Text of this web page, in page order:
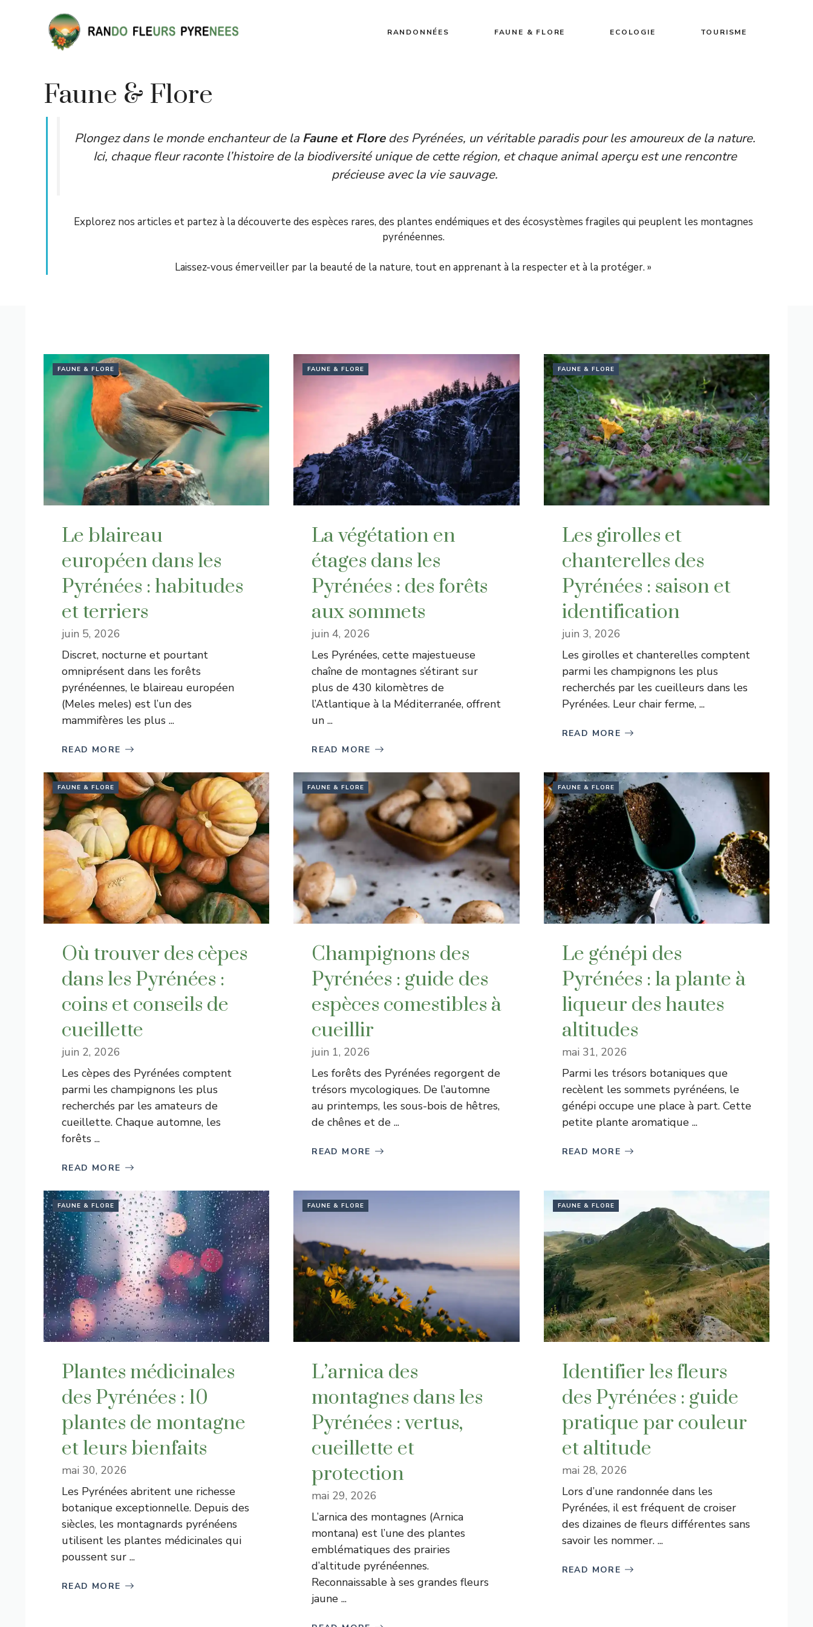
RANDONNÉES FAUNE & FLORE ECOLOGIE TOURISME
Faune & Flore
Plongez dans le monde enchanteur de la Faune et Floredes Pyrénées, un véritable paradis pour les amoureux de la nature.
Ici, chaque fleur raconte l’histoire de la biodiversité unique de cette région, et chaque animal aperçu est une rencontre
précieuse avec la vie sauvage.
Explorez nos articles et partez à la découverte des espèces rares, des plantes endémiques et des écosystèmes fragiles qui peuplent les montagnes
pyrénéennes.
Laissez-vous émerveiller par la beauté de la nature, tout en apprenant à la respecter et à la protéger. »
FAUNE & FLORE
Le blaireau
européen dans les
Pyrénées : habitudes
et terriers
juin 5, 2026
Discret, nocturne et pourtant
omniprésent dans les forêts
pyrénéennes, le blaireau européen
(Meles meles) est l’un des
mammifères les plus ...
READ MORE
FAUNE & FLORE
La végétation en
étages dans les
Pyrénées : des forêts
aux sommets
juin 4, 2026
Les Pyrénées, cette majestueuse
chaîne de montagnes s’étirant sur
plus de 430 kilomètres de
l’Atlantique à la Méditerranée, offrent
un ...
READ MORE
FAUNE & FLORE
Les girolles et
chanterelles des
Pyrénées : saison et
identification
juin 3, 2026
Les girolles et chanterelles comptent
parmi les champignons les plus
recherchés par les cueilleurs dans les
Pyrénées. Leur chair ferme, ...
READ MORE
FAUNE & FLORE
Où trouver des cèpes
dans les Pyrénées :
coins et conseils de
cueillette
juin 2, 2026
Les cèpes des Pyrénées comptent
parmi les champignons les plus
recherchés par les amateurs de
cueillette. Chaque automne, les
forêts ...
READ MORE
FAUNE & FLORE
Champignons des
Pyrénées : guide des
espèces comestibles à
cueillir
juin 1, 2026
Les forêts des Pyrénées regorgent de
trésors mycologiques. De l’automne
au printemps, les sous-bois de hêtres,
de chênes et de ...
READ MORE
FAUNE & FLORE
Le génépi des
Pyrénées : la plante à
liqueur des hautes
altitudes
mai 31, 2026
Parmi les trésors botaniques que
recèlent les sommets pyrénéens, le
génépi occupe une place à part. Cette
petite plante aromatique ...
READ MORE
FAUNE & FLORE
Plantes médicinales
des Pyrénées : 10
plantes de montagne
et leurs bienfaits
mai 30, 2026
Les Pyrénées abritent une richesse
botanique exceptionnelle. Depuis des
siècles, les montagnards pyrénéens
utilisent les plantes médicinales qui
poussent sur ...
READ MORE
FAUNE & FLORE
L’arnica des
montagnes dans les
Pyrénées : vertus,
cueillette et
protection
mai 29, 2026
L’arnica des montagnes (Arnica
montana) est l’une des plantes
emblématiques des prairies
d’altitude pyrénéennes.
Reconnaissable à ses grandes fleurs
jaune ...
FAUNE & FLORE
Identifier les fleurs
des Pyrénées : guide
pratique par couleur
et altitude
mai 28, 2026
Lors d’une randonnée dans les
Pyrénées, il est fréquent de croiser
des dizaines de fleurs différentes sans
savoir les nommer. ...
READ MORE